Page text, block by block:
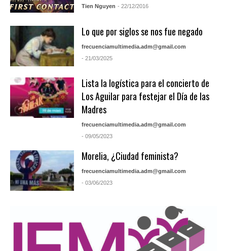
Tien Nguyen - 22/12/2016
Lo que por siglos se nos fue negado
frecuenciamultimedia.adm@gmail.com
- 21/03/2025
Lista la logística para el concierto de
Los Aguilar para festejar el Día de las
Madres
frecuenciamultimedia.adm@gmail.com
- 09/05/2023
Morelia, ¿Ciudad feminista?
frecuenciamultimedia.adm@gmail.com
- 03/06/2023